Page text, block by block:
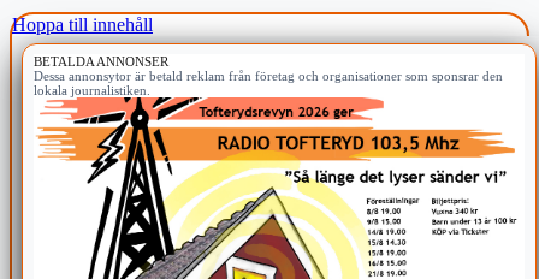
Hoppa till innehåll
BETALDA ANNONSER
Dessa annonsytor är betald reklam från företag och organisationer som sponsrar den
lokala journalistiken.